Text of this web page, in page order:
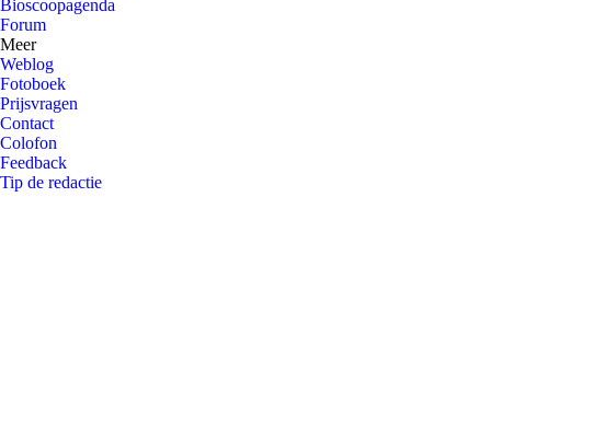
Bioscoopagenda
Forum
Meer
Weblog
Fotoboek
Prijsvragen
Contact
Colofon
Feedback
Tip de redactie